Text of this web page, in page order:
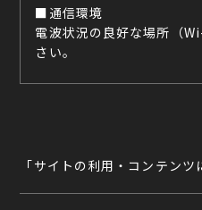
■通信環境
電波状況の良好な場所（
さい。
「サイトの利用・コンテン